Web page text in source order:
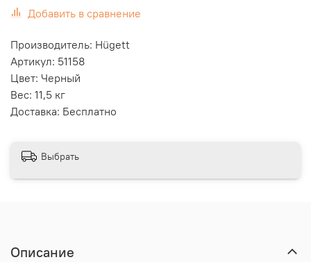
Добавить в сравнение
Производитель: Hügett
Артикул: 51158
Цвет: Черный
Вес: 11,5 кг
Доставка: Бесплатно
Выбрать
Описание